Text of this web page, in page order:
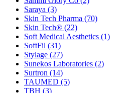
Saraya (3)
Skin Tech Pharma (70)
Skin Tech® (22)
Soft Medical Aesthetics (1)
SoftFil (31)
Stylage (27)
Sunekos Laboratories (2)
Surtron (14)
TAUMED (5)
TBH (3)